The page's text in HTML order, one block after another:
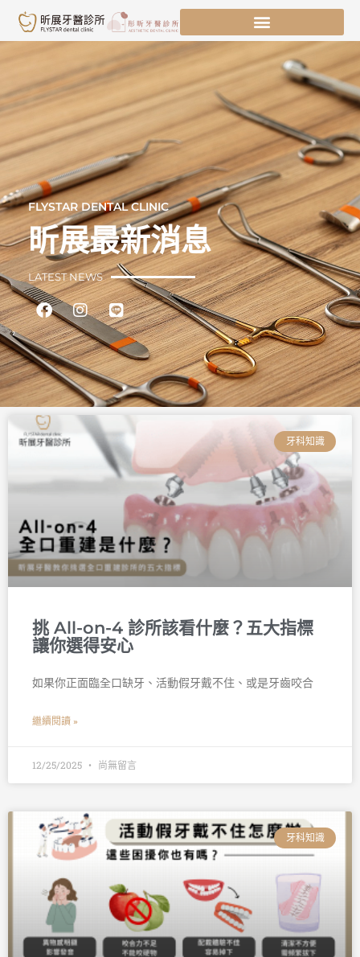
主
容
FLYSTAR DENTAL CLINIC
昕展最新消息
LATEST NEWS
FacebookInstagram
Line
牙科知識
挑 All-on-4 診所該看什麼？五大指標
讓你選得安心
如果你正面臨全口缺牙、活動假牙戴不住、或是牙齒咬合
繼續閱讀 »
12/25/2025 尚無留言
牙科知識
面